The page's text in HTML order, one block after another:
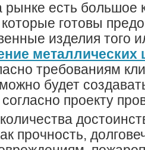
рынке есть большое
готовы
изделия того
требованиям
будет
проекту
прочность,